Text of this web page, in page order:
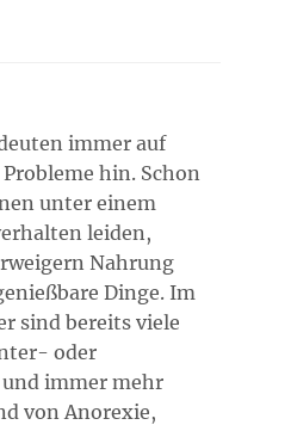
immer auf
hin. Schon
unter einem
leiden,
Nahrung
Dinge. Im
sind bereits viele
oder
immer mehr
von Anorexie,